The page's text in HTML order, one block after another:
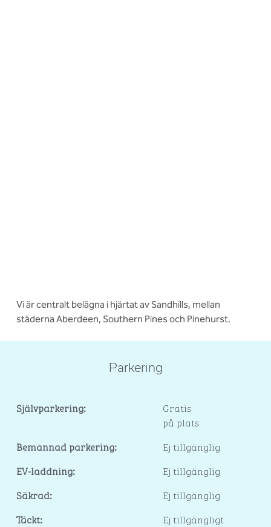
Vi är centralt belägna i hjärtat av Sandhills, mellan
städerna Aberdeen, Southern Pines och Pinehurst.
Parkering
Självparkering:
Gratis
på plats
Bemannad parkering:
Ej tillgänglig
EV-laddning:
Ej tillgänglig
Säkrad:
Ej tillgänglig
Täckt:
Ej tillgängligt